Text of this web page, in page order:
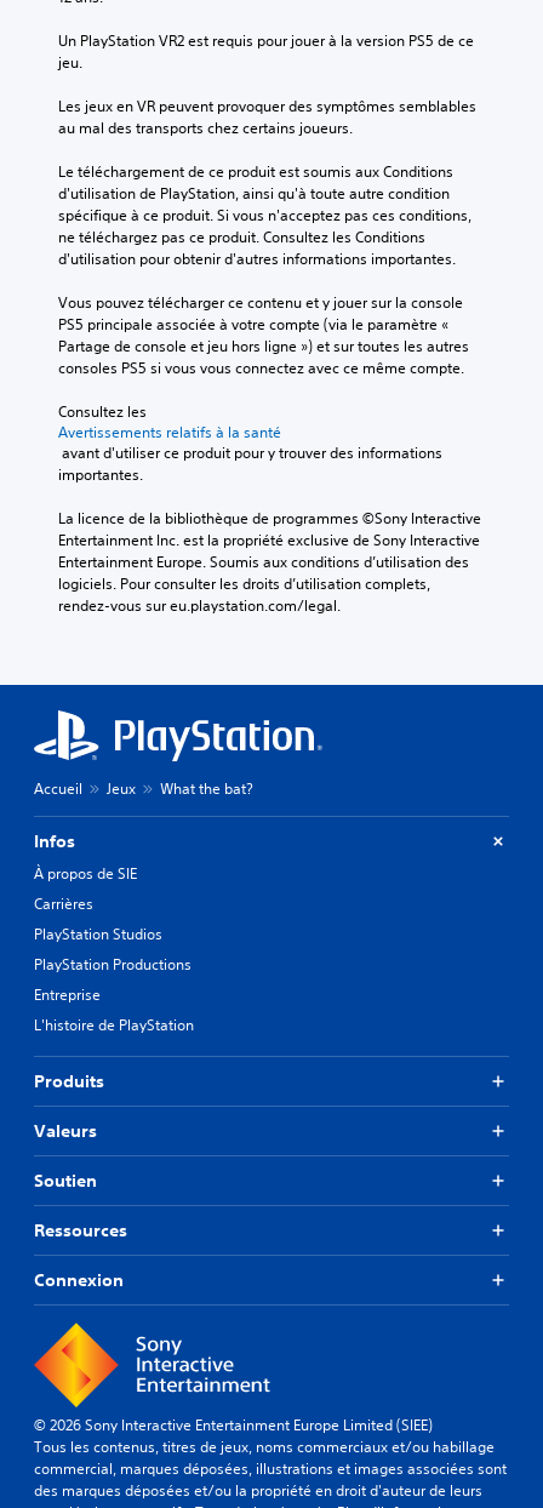
Un PlayStation VR2 est requis pour jouer à la version PS5 de ce
jeu.
Les jeux en VR peuvent provoquer des symptômes semblables
au mal des transports chez certains joueurs.
Le téléchargement de ce produit est soumis aux Conditions
d'utilisation de PlayStation, ainsi qu'à toute autre condition
spécifique à ce produit. Si vous n'acceptez pas ces conditions,
ne téléchargez pas ce produit. Consultez les Conditions
d'utilisation pour obtenir d'autres informations importantes.
Vous pouvez télécharger ce contenu et y jouer sur la console
PS5 principale associée à votre compte (via le paramètre «
Partage de console et jeu hors ligne ») et sur toutes les autres
consoles PS5 si vous vous connectez avec ce même compte.
Consultez les
Avertissements relatifs à la santé
importantes.
La licence de la bibliothèque de programmes ©Sony Interactive
Entertainment Inc. est la propriété exclusive de Sony Interactive
Entertainment Europe. Soumis aux conditions d’utilisation des
logiciels. Pour consulter les droits d’utilisation complets,
rendez-vous sur eu.playstation.com/legal.
Accueil Jeux What the bat?
Infos
À propos de SIE
Carrières
PlayStation Studios
PlayStation Productions
Entreprise
L'histoire de PlayStation
Produits
Valeurs
Soutien
Ressources
Connexion
© 2026 Sony Interactive Entertainment Europe Limited (SIEE)
Tous les contenus, titres de jeux, noms commerciaux et/ou habillage
commercial, marques déposées, illustrations et images associées sont
des marques déposées et/ou la propriété en droit d'auteur de leurs